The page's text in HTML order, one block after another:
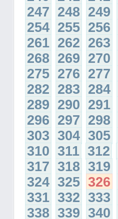
247 248 249
254 255 256
261 262 263
268 269 270
275 276 277
282 283 284
289 290 291
296 297 298
303 304 305
310 311 312
317 318 319
324 325 326
331 332 333
338 339 340